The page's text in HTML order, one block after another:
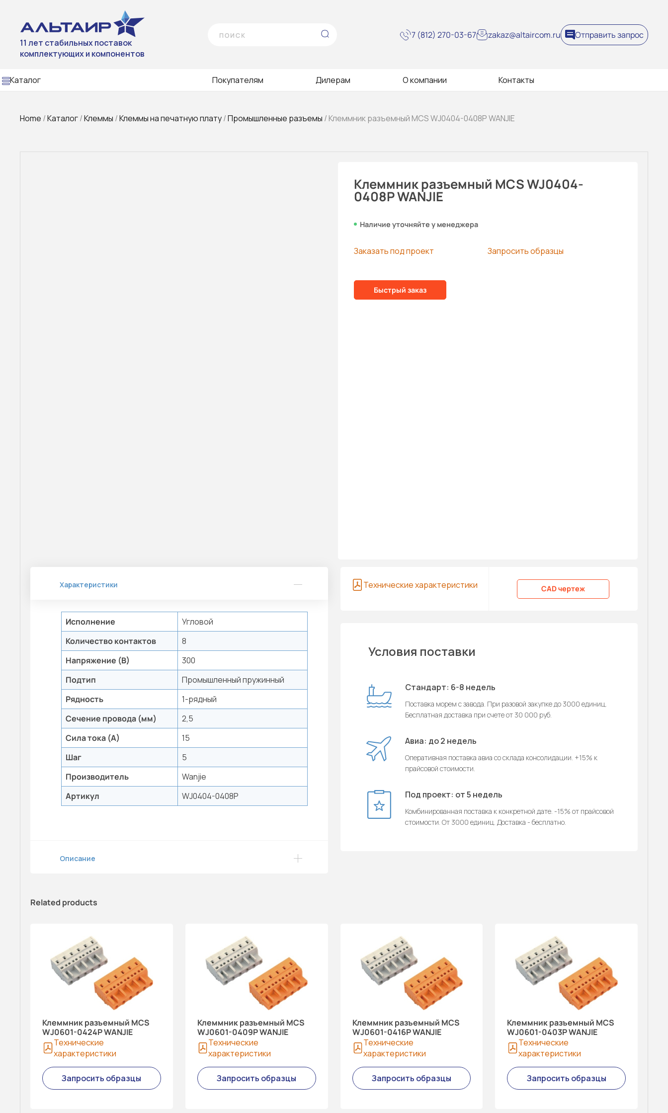
11 лет стабильных поставок
комплектующих и компонентов
7 (812) 270-03-67 zakaz@altaircom.ru Отправить запрос
Каталог Покупателям Дилерам О компании Контакты
Home /Каталог/Клеммы /Клеммы на печатную плату/Промышленные разъемы / Клеммник разъемный MCS WJ0404-0408P WANJIE
Клеммник разъемный MCS WJ0404-
0408P WANJIE
Наличие уточняйте у менеджера
Заказать под проект Запросить образцы
Быстрый заказ
Характеристики
Исполнение
Угловой
Количество контактов
8
Напряжение (В)
300
Подтип
Промышленный пружинный
Рядность
1-рядный
Сечение провода (мм)
2,5
Сила тока (А)
15
Шаг
5
Производитель
Wanjie
Артикул
WJ0404-0408P
Описание
Технические характеристики CAD чертеж
Условия поставки
Стандарт: 6-8 недель
Поставка морем с завода. При разовой закупке до 3000 единиц.
Бесплатная доставка при счете от 30 000 руб.
Авиа: до 2 недель
Оперативная поставка авиа со склада консолидации. +15% к
прайсовой стоимости.
Под проект: от 5 недель
Комбинированная поставка к конкретной дате. -15% от прайсовой
стоимости. От 3000 единиц. Доставка - бесплатно.
Related products
Клеммник разъемный MCS
WJ0601-0424P WANJIE
Технические
характеристики
Запросить образцы
Клеммник разъемный MCS
WJ0601-0409P WANJIE
Технические
характеристики
Запросить образцы
Клеммник разъемный MCS
WJ0601-0416P WANJIE
Технические
характеристики
Запросить образцы
Клеммник разъемный MCS
WJ0601-0403P WANJIE
Технические
характеристики
Запросить образцы